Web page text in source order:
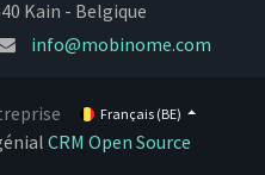
Kain - Belgique
info@mobinome.com
Français (BE)
CRM Open Source